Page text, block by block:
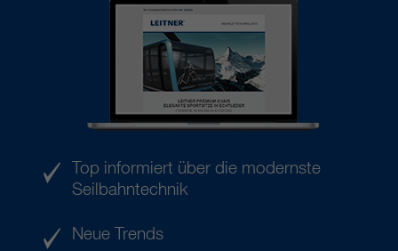
Top informiert über die modernste
Seilbahntechnik
Neue Trends